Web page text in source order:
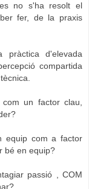
no s'ha resolt el
fer, de la praxis
d'elevada
compartida
un factor clau,
equip com a factor
bé en equip?
passió , COM